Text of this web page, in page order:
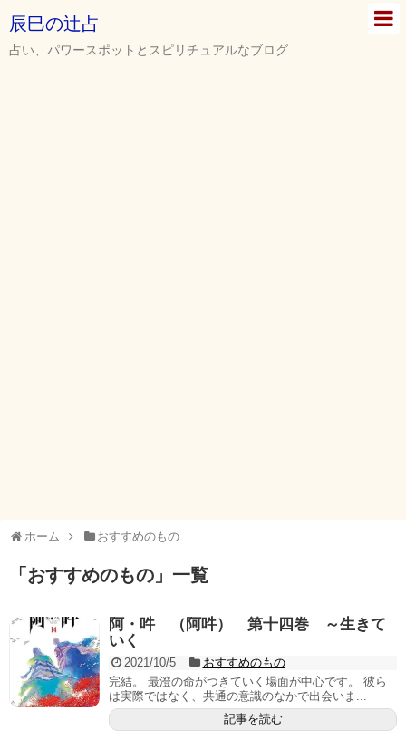
辰巳の辻占
占い、パワースポットとスピリチュアルなブログ
ホーム おすすめのもの
「 おすすめのもの 」 一覧
阿・吽 （阿吽） 第十四巻 ～生きて
いく
2021/10/5
おすすめのもの
完結。 最澄の命がつきていく場面が中心です。 彼ら
は実際ではなく、共通の意識のなかで出会いま...
記事を読む